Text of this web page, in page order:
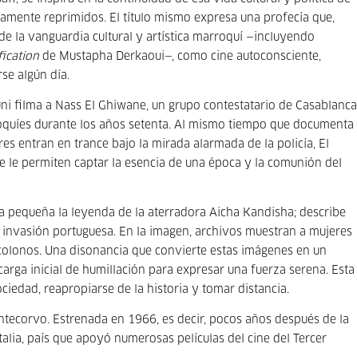
reprimidos. El título mismo expresa una profecía que,
la vanguardia cultural y artística marroquí —incluyendo
de Mustapha Derkaoui—, como cine autoconsciente,
algún día.
filma a Nass El Ghiwane, un grupo contestatario de Casablanca
durante los años setenta. Al mismo tiempo que documenta
entran en trance bajo la mirada alarmada de la policía, El
permiten captar la esencia de una época y la comunión del
pequeña la leyenda de la aterradora Aicha Kandisha; describe
portuguesa. En la imagen, archivos muestran a mujeres
Una disonancia que convierte estas imágenes en un
inicial de humillación para expresar una fuerza serena. Esta
reapropiarse de la historia y tomar distancia.
Estrenada en 1966, es decir, pocos años después de la
país que apoyó numerosas películas del cine del Tercer